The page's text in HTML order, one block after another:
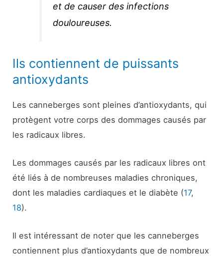
et de causer des infections
douloureuses.
Ils contiennent de puissants
antioxydants
Les canneberges sont pleines d’antioxydants, qui
protègent votre corps des dommages causés par
les radicaux libres.
Les dommages causés par les radicaux libres ont
été liés à de nombreuses maladies chroniques,
dont les maladies cardiaques et le diabète (17,
18).
Il est intéressant de noter que les canneberges
contiennent plus d’antioxydants que de nombreux